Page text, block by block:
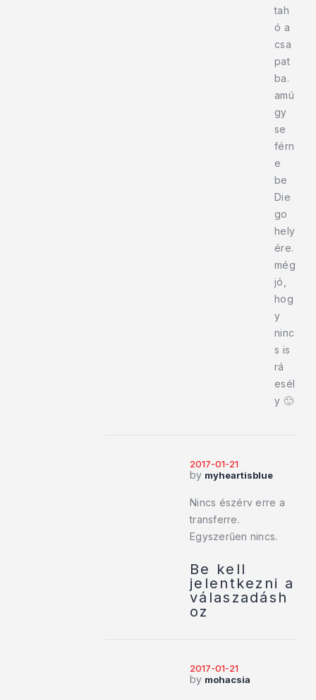
tah
ó a
csa
pat
ba.
amú
gy
se
férn
e
be
Die
go
hely
ére.
még
jó,
hog
y
ninc
s is
rá
esél
y 🙂
2017-01-21
by myheartisblue
Nincs észérv erre a
transferre.
Egyszerűen nincs.
Be kell
jelentkezni a
válaszadásh
oz
2017-01-21
by mohacsia